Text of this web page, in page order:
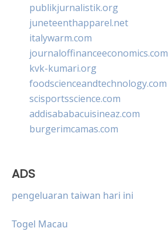
publikjurnalistik.org
juneteenthapparel.net
italywarm.com
journaloffinanceeconomics.com
kvk-kumari.org
foodscienceandtechnology.com
scisportsscience.com
addisababacuisineaz.com
burgerimcamas.com
ADS
pengeluaran taiwan hari ini
Togel Macau